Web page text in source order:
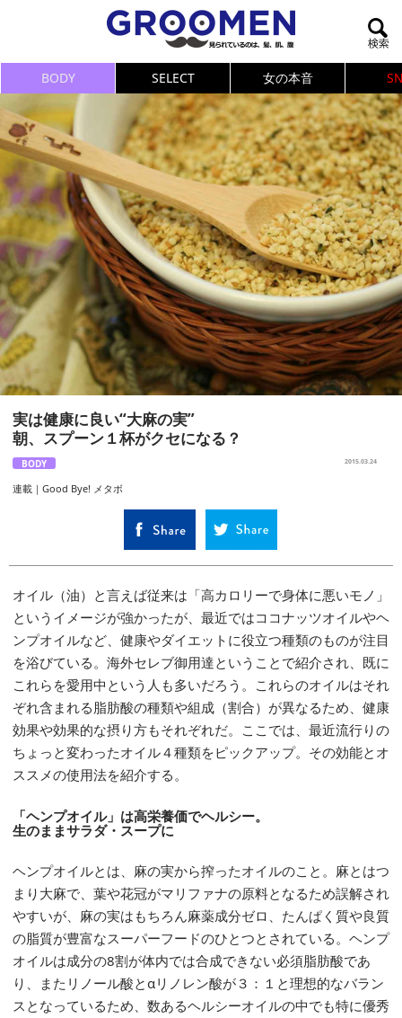
BODY SELECT 女の本音
実は健康に良い“大麻の実”
朝、スプーン１杯がクセになる？
BODY 2015.03.24
連載｜Good Bye! メタボ
オイル（油）と言えば従来は「高カロリーで身体に悪いモノ」
というイメージが強かったが、最近ではココナッツオイルやヘ
ンプオイルなど、健康やダイエットに役立つ種類のものが注目
を浴びている。海外セレブ御用達ということで紹介され、既に
これらを愛用中という人も多いだろう。これらのオイルはそれ
ぞれ含まれる脂肪酸の種類や組成（割合）が異なるため、健康
効果や効果的な摂り方もそれぞれだ。ここでは、最近流行りの
ちょっと変わったオイル４種類をピックアップ。その効能とオ
ススメの使用法を紹介する。
「ヘンプオイル」は高栄養価でヘルシー。
生のままサラダ・スープに
ヘンプオイルとは、麻の実から搾ったオイルのこと。麻とはつ
まり大麻で、葉や花冠がマリファナの原料となるため誤解され
やすいが、麻の実はもちろん麻薬成分ゼロ、たんぱく質や良質
の脂質が豊富なスーパーフードのひとつとされている。ヘンプ
オイルは成分の8割が体内では合成できない必須脂肪酸であ
り、またリノール酸とαリノレン酸が３：１と理想的なバラン
スとなっているため、数あるヘルシーオイルの中でも特に優秀